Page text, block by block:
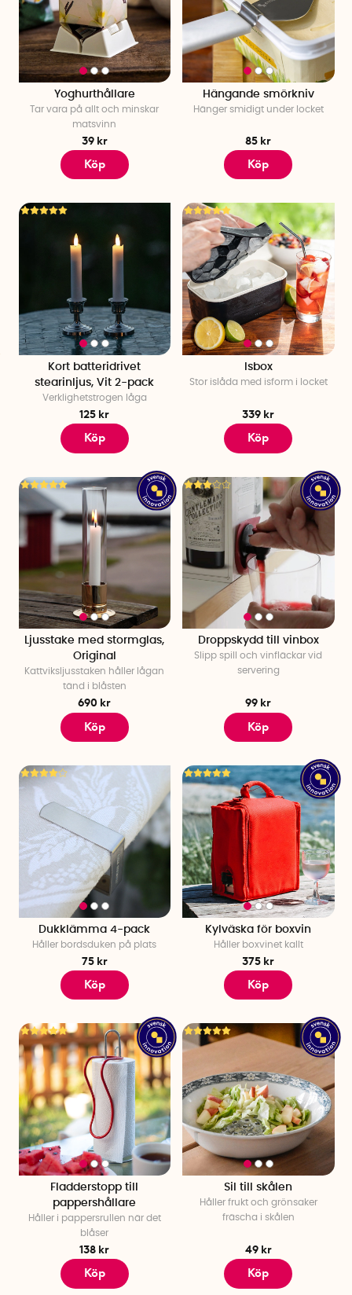
Yoghurthållare
Tar vara på allt och minskar
matsvinn
39 kr
Köp
Hängande smörkniv
Hänger smidigt under locket
85 kr
Köp
Kort batteridrivet
stearinljus, Vit 2-pack
Verklighetstrogen låga
125 kr
Köp
Isbox
Stor islåda med isform i locket
339 kr
Köp
Ljusstake med stormglas,
Original
Kattviksljusstaken håller lågan
tänd i blåsten
690 kr
Köp
Droppskydd till vinbox
Slipp spill och vinfläckar vid
servering
99 kr
Köp
Dukklämma 4-pack
Håller bordsduken på plats
75 kr
Köp
Kylväska för boxvin
Håller boxvinet kallt
375 kr
Köp
Fladderstopp till
pappershållare
Håller i pappersrullen när det
blåser
138 kr
Köp
Sil till skålen
Håller frukt och grönsaker
fräscha i skålen
49 kr
Köp